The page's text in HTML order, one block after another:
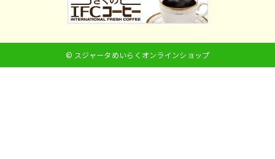
© スジャータめいらくオンラインショップ